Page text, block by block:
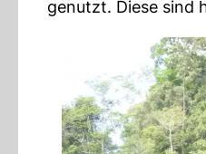
genutzt. Diese sind